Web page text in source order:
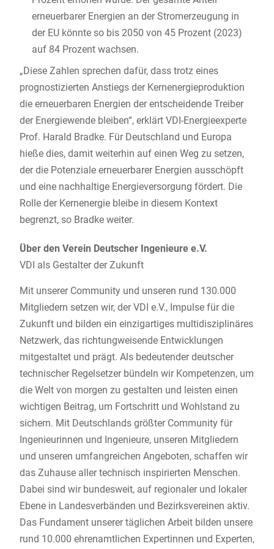
erneuerbarer Energien an der Stromerzeugung in
der EU könnte so bis 2050 von 45 Prozent (2023)
auf 84 Prozent wachsen.
„Diese Zahlen sprechen dafür, dass trotz eines
prognostizierten Anstiegs der Kernenergieproduktion
die erneuerbaren Energien der entscheidende Treiber
der Energiewende bleiben“, erklärt VDI-Energieexperte
Prof. Harald Bradke. Für Deutschland und Europa
hieße dies, damit weiterhin auf einen Weg zu setzen,
der die Potenziale erneuerbarer Energien ausschöpft
und eine nachhaltige Energieversorgung fördert. Die
Rolle der Kernenergie bleibe in diesem Kontext
begrenzt, so Bradke weiter.
Über den Verein Deutscher Ingenieure e.V.
VDI als Gestalter der Zukunft
Mit unserer Community und unseren rund 130.000
Mitgliedern setzen wir, der VDI e.V., Impulse für die
Zukunft und bilden ein einzigartiges multidisziplinäres
Netzwerk, das richtungweisende Entwicklungen
mitgestaltet und prägt. Als bedeutender deutscher
technischer Regelsetzer bündeln wir Kompetenzen, um
die Welt von morgen zu gestalten und leisten einen
wichtigen Beitrag, um Fortschritt und Wohlstand zu
sichern. Mit Deutschlands größter Community für
Ingenieurinnen und Ingenieure, unseren Mitgliedern
und unseren umfangreichen Angeboten, schaffen wir
das Zuhause aller technisch inspirierten Menschen.
Dabei sind wir bundesweit, auf regionaler und lokaler
Ebene in Landesverbänden und Bezirksvereinen aktiv.
Das Fundament unserer täglichen Arbeit bilden unsere
rund 10.000 ehrenamtlichen Expertinnen und Experten,